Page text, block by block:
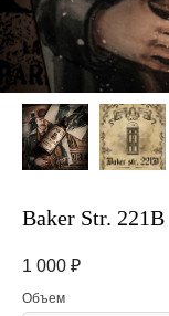
Baker Str. 221B
1 000 ₽
Объем